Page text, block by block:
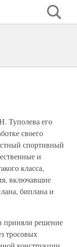
Туполева его
своего
спортивный
и
класса,
включавшие
биплана и
приняли решение
тросовых